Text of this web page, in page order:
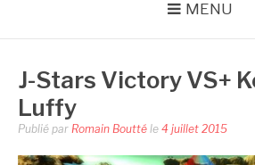
MENU
J-Stars Victory VS+
Luffy
Publié par Romain Boutté le 4 juillet 2015